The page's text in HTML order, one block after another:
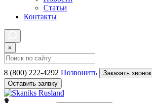
Статьи
Контакты
×
8 (800) 222-4292 Позвонить Заказать звонок
Оставить заявку